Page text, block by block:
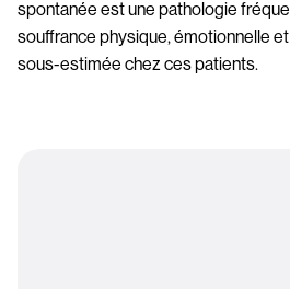
spontanée est une pathologie
souffrance physique, émotionnelle
sous-estimée chez ces patients.